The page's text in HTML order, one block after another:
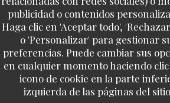
publicidad o contenidos
Haga clic en 'Aceptar todo',
o 'Personalizar' para gestionar
preferencias. Puede cambiar sus
en cualquier momento haciendo
icono de cookie en la parte
izquierda de las páginas del
sympathique. Toute
est heureuse que vous ayez
chez nous. Nous espérons vous
faire découvrir d’autres saveurs.
- INVITADOS 2